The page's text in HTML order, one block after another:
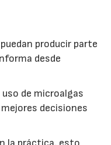
producir parte
desde
de microalgas
decisiones